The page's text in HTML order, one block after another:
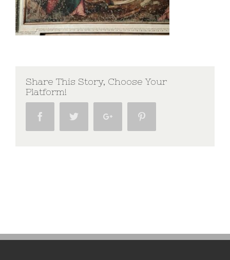
Share This Story, Choose Your
Platform!
Facebook Twitter Google+